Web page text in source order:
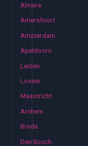
Almere
Amersfoort
Amsterdam
Apeldoorn
Leiden
Losser
Maastricht
Arnhem
Breda
Den Bosch